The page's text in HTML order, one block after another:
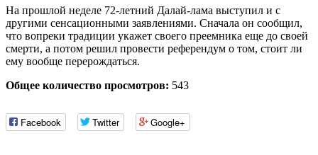
На прошлой неделе 72-летний Далай-лама выступил и с
другими сенсационными заявлениями. Сначала он сообщил,
что вопреки традиции укажет своего преемника еще до своей
смерти, а потом решил провести референдум о том, стоит ли
ему вообще перерождаться.
Общее количество просмотров: 543
Facebook Twitter Google+